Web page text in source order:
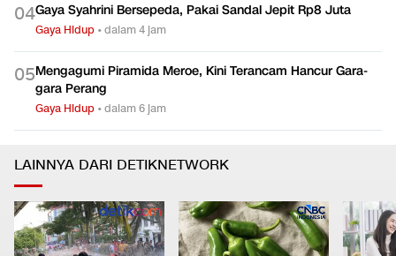
04Gaya Syahrini Bersepeda, Pakai Sandal Jepit Rp8 Juta
Gaya Hidup •dalam 4 jam
05Mengagumi Piramida Meroe, Kini Terancam Hancur Gara-
gara Perang
Gaya Hidup •dalam 6 jam
LAINNYA DARI DETIKNETWORK